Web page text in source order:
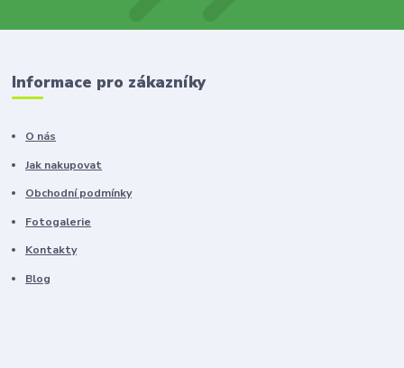
Informace pro zákazníky
O nás
Jak nakupovat
Obchodní podmínky
Fotogalerie
Kontakty
Blog